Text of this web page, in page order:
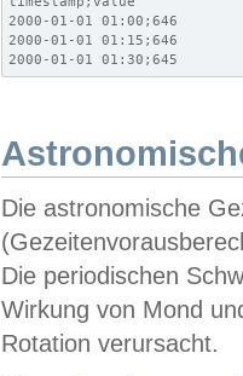
2000-01-01 01:00;646
2000-01-01 01:15;646
2000-01-01 01:30;645
Die astronomische
Die periodischen
Wirkung von Mond
Rotation verursacht.